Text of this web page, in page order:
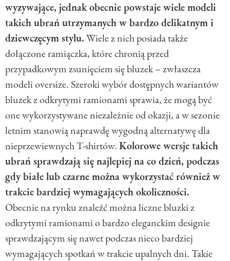
wyzywające, jednak obecnie powstaje wiele modeli
takich ubrań utrzymanych w bardzo delikatnym i
dziewczęcym stylu.Wiele z nich posiada także
dołączone ramiączka, które chronią przed
przypadkowym zsunięciem się bluzek – zwłaszcza
modeli oversize. Szeroki wybór dostępnych wariantów
bluzek z odkrytymi ramionami sprawia, że mogą być
one wykorzystywane niezależnie od okazji, a w sezonie
letnim stanowią naprawdę wygodną alternatywę dla
nieprzewiewnych T-shirtów.Kolorowe wersje takich
ubrań sprawdzają się najlepiej na co dzień, podczas
gdy białe lub czarne można wykorzystać również w
trakcie bardziej wymagających okoliczności.
Obecnie na rynku znaleźć można liczne bluzki z
odkrytymi ramionami o bardzo eleganckim designie
sprawdzającym się nawet podczas nieco bardziej
wymagających spotkań w trakcie upalnych dni. Takie